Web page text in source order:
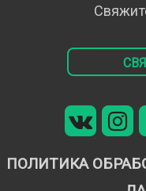
Политика